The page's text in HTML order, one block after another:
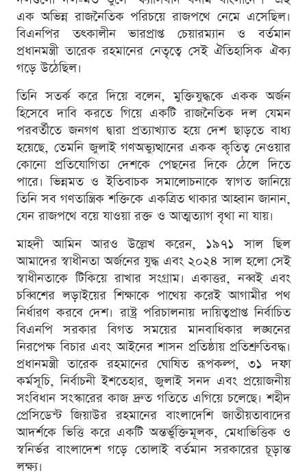
এক অভিন্ন রাজনৈতিক পরিচয়ে রাজপথে নেমে এসেছিল।
বিএনপির তৎকালীন ভারপ্রাপ্ত চেয়ারম্যান ও বর্তমান
প্রধানমন্ত্রী তারেক রহমানের নেতৃত্বে সেই ঐতিহাসিক ঐক্য
গড়ে উঠেছিল।
তিনি সতর্ক করে দিয়ে বলেন, মুক্তিযুদ্ধকে একক অর্জন
হিসেবে দাবি করতে গিয়ে একটি রাজনৈতিক দল যেমন
পরবর্তীতে জনগণ দ্বারা প্রত্যাখ্যাত হয়ে দেশ ছাড়তে বাধ্য
হয়েছে, তেমনি জুলাই গণঅভ্যুত্থানের একক কৃতিত্ব নেওয়ার
কোনো প্রতিযোগিতা দেশকে পেছনের দিকে ঠেলে দিতে
পারে। ভিন্নমত ও ইতিবাচক সমালোচনাকে স্বাগত জানিয়ে
তিনি সব গণতান্ত্রিক শক্তিকে একত্রিত থাকার আহ্বান জানান,
যেন রাজপথে বয়ে যাওয়া রক্ত ও আত্মত্যাগ বৃথা না যায়।
মাহদী আমিন আরও উল্লেখ করেন, ১৯৭১ সাল ছিল
আমাদের স্বাধীনতা অর্জনের যুদ্ধ এবং ২০২৪ সাল হলো সেই
স্বাধীনতাকে টিকিয়ে রাখার সংগ্রাম। একাত্তর, নব্বই এবং
চব্বিশের লড়াইয়ের শিক্ষাকে পাথেয় করেই আগামীর পথ
নির্ধারণ করবে দেশ। রাষ্ট্র পরিচালনায় দায়িত্বপ্রাপ্ত নির্বাচিত
বিএনপি সরকার বিগত সময়ের মানবাধিকার লঙ্ঘনের
নিরপেক্ষ বিচার এবং আইনের শাসন প্রতিষ্ঠায় প্রতিশ্রুতিবদ্ধ।
প্রধানমন্ত্রী তারেক রহমানের ঘোষিত রূপকল্প, ৩১ দফা
কর্মসূচি, নির্বাচনী ইশতেহার, জুলাই সনদ এবং প্রয়োজনীয়
সংবিধান সংস্কারের কাজ দ্রুত গতিতে এগিয়ে চলেছে। শহীদ
প্রেসিডেন্ট জিয়াউর রহমানের বাংলাদেশি জাতীয়তাবাদের
আদর্শকে ভিত্তি করে একটি অন্তর্ভুক্তিমূলক, মেধাভিত্তিক ও
স্বনির্ভর বাংলাদেশ গড়ে তোলাই বর্তমান সরকারের চূড়ান্ত
লক্ষ্য।